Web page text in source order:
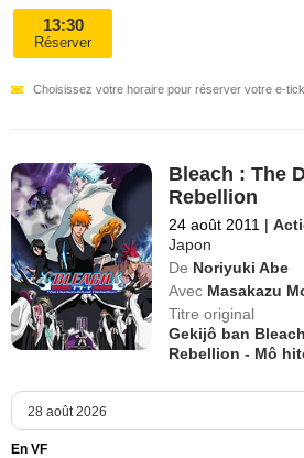
13:30
Réserver
Choisissez votre horaire pour réserver votre e-
Bleach : The
Rebellion
24 août 2011 |
Japon
De Noriyuki Abe
Avec Masakazu
Titre original
Gekijô ban
Rebellion - Mô
En VF